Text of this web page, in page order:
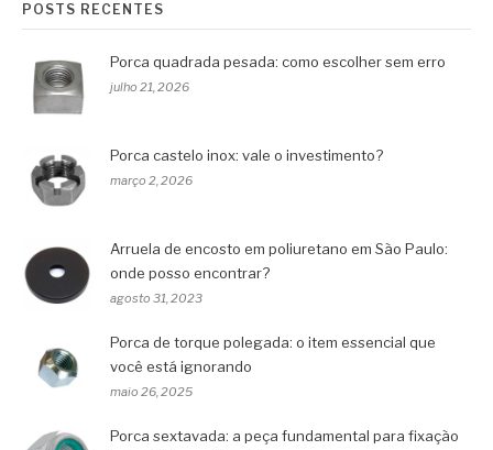
POSTS RECENTES
Porca quadrada pesada: como escolher sem erro
julho 21, 2026
Porca castelo inox: vale o investimento?
março 2, 2026
Arruela de encosto em poliuretano em São Paulo:
onde posso encontrar?
agosto 31, 2023
Porca de torque polegada: o item essencial que
você está ignorando
maio 26, 2025
Porca sextavada: a peça fundamental para fixação